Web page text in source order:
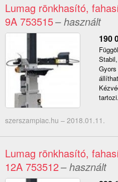
Lumag rönkhasító,
9A 753515– használt
190
szerszampiac.hu – 2018.01.11.
Lumag rönkhasító,
12A 753512– használt